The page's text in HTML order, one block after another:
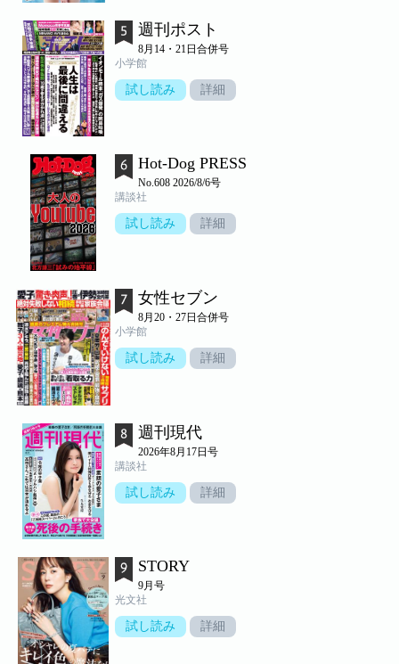
週刊ポスト
8月14・21日合併号
小学館
試し読み 詳細
Hot-Dog PRESS
No.608 2026/8/6号
講談社
試し読み 詳細
女性セブン
8月20・27日合併号
小学館
試し読み 詳細
週刊現代
2026年8月17日号
講談社
試し読み 詳細
STORY
9月号
光文社
試し読み 詳細